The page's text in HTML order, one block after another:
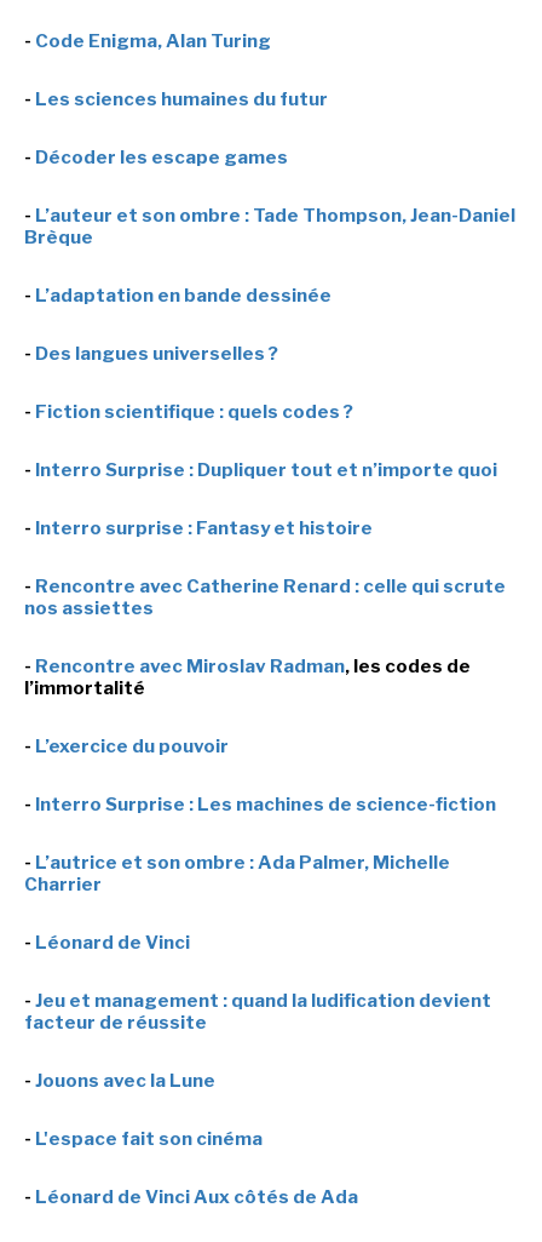
- Code Enigma, Alan Turing
- Les sciences humaines du futur
- Décoder les escape games
- L’auteur et son ombre : Tade Thompson, Jean-Daniel
Brèque
- L’adaptation en bande dessinée
- Des langues universelles ?
- Fiction scientifique : quels codes ?
- Interro Surprise : Dupliquer tout et n’importe quoi
- Interro surprise : Fantasy et histoire
- Rencontre avec Catherine Renard : celle qui scrute
nos assiettes
- Rencontre avec Miroslav Radman, les codes de
l’immortalité
- L’exercice du pouvoir
- Interro Surprise : Les machines de science-fiction
- L’autrice et son ombre : Ada Palmer, Michelle
Charrier
- Léonard de Vinci
- Jeu et management : quand la ludification devient
facteur de réussite
- Jouons avec la Lune
- L'espace fait son cinéma
- Léonard de Vinci Aux côtés de Ada